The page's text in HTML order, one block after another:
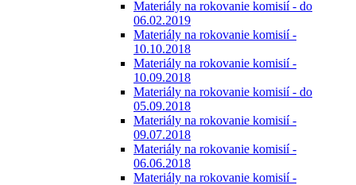
Materiály na rokovanie komisií - do
06.02.2019
Materiály na rokovanie komisií -
10.10.2018
Materiály na rokovanie komisií -
10.09.2018
Materiály na rokovanie komisií - do
05.09.2018
Materiály na rokovanie komisií -
09.07.2018
Materiály na rokovanie komisií -
06.06.2018
Materiály na rokovanie komisií -